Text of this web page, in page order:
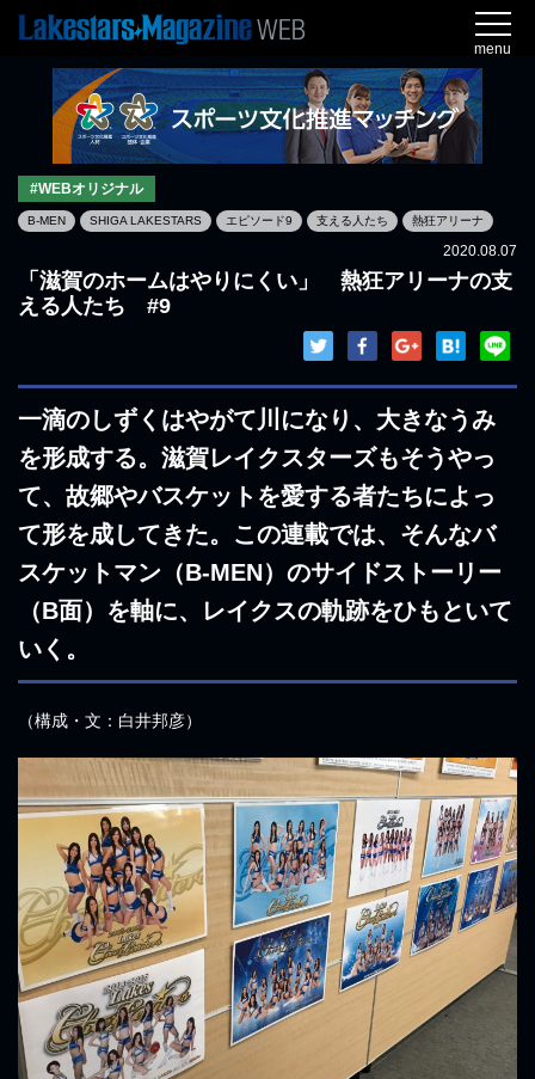
menu
#WEBオリジナル
B-MEN SHIGA LAKESTARS エピソード9 支える人たち 熱狂アリーナ
2020.08.07
「滋賀のホームはやりにくい」 熱狂アリーナの支
える人たち #9
一滴のしずくはやがて川になり、大きなうみ
を形成する。滋賀レイクスターズもそうやっ
て、故郷やバスケットを愛する者たちによっ
て形を成してきた。この連載では、そんなバ
スケットマン（B-MEN）のサイドストーリー
（B面）を軸に、レイクスの軌跡をひもといて
いく。
（構成・文：白井邦彦）